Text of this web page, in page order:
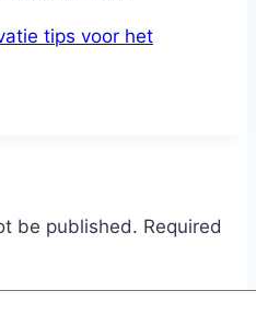
tips voor het
be published. Required